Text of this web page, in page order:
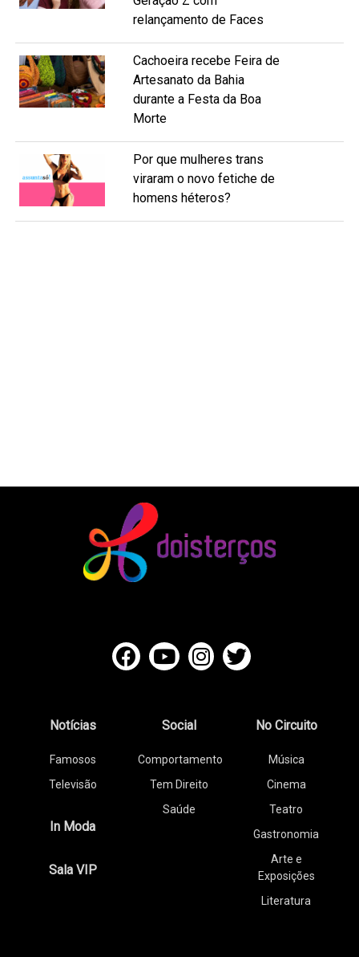
relançamento de Faces
Cachoeira recebe Feira de
Artesanato da Bahia
durante a Festa da Boa
Morte
Por que mulheres trans
viraram o novo fetiche de
homens héteros?
Notícias
Famosos
Televisão
In Moda
Sala VIP
Social
Comportamento
Tem Direito
Saúde
No Circuito
Música
Cinema
Teatro
Gastronomia
Arte e
Exposições
Literatura